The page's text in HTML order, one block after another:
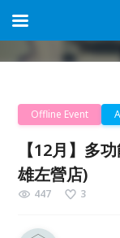
Offline Event
【12月】多
雄左營店)
447 3